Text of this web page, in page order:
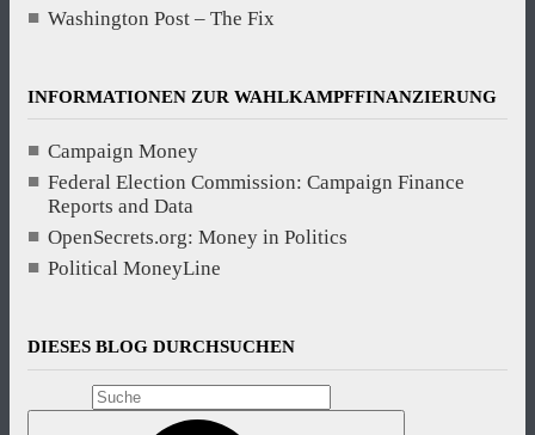
Washington Post – The Fix
INFORMATIONEN ZUR WAHLKAMPFFINANZIERUNG
Campaign Money
Federal Election Commission: Campaign Finance
Reports and Data
OpenSecrets.org: Money in Politics
Political MoneyLine
DIESES BLOG DURCHSUCHEN